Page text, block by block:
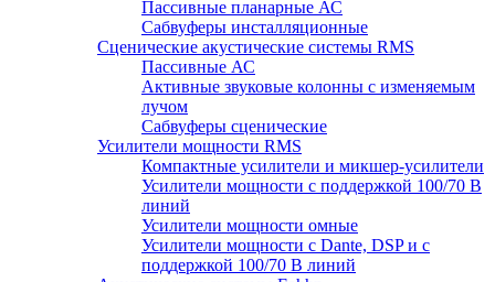
Пассивные планарные АС
Сабвуферы инсталляционные
Сценические акустические системы RMS
Пассивные АС
Активные звуковые колонны с изменяемым
лучом
Сабвуферы сценические
Усилители мощности RMS
Компактные усилители и микшер-усилители
Усилители мощности с поддержкой 100/70 В
линий
Усилители мощности омные
Усилители мощности с Dante, DSP и с
поддержкой 100/70 В линий